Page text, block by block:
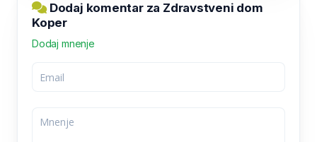
Dodaj komentar za Zdravstveni dom
Koper
Dodaj mnenje